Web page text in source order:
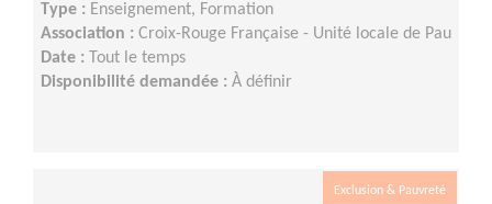
Type : Enseignement, Formation
Association : Croix-Rouge Française - Unité locale de Pau
Date : Tout le temps
Disponibilité demandée : À définir
Exclusion & Pauvreté